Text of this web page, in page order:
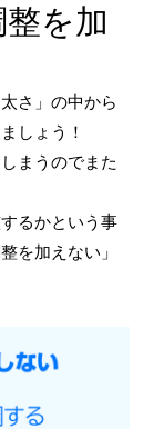
を加
さ」の中から
しょう！
まうのでまた
るかという事
を加えない」